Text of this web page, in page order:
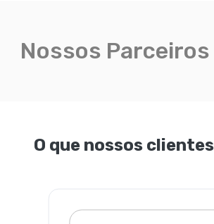
Nossos Parceiros
O que nossos